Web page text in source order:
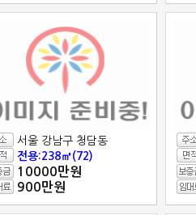
서울 강남구 청담동
전용:238㎡(72)
10000만원
900만원